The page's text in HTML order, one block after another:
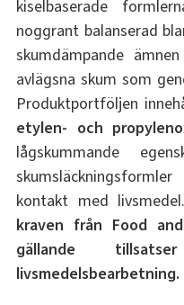
kiselbaserade
noggrant balanserad
skumdämpande
avlägsna skum som
Produktportföljen
etylen- och
lågskummande
kontakt med livsmedel.
kraven från Food
gällande
livsmedelsbearbetning.